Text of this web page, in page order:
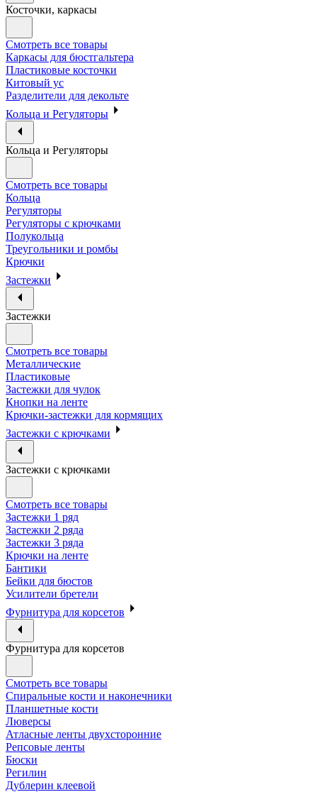
Косточки, каркасы
Смотреть все товары
Каркасы для бюстгальтера
Пластиковые косточки
Китовый ус
Разделители для декольте
Кольца и Регуляторы
Кольца и Регуляторы
Смотреть все товары
Кольца
Регуляторы
Регуляторы с крючками
Полукольца
Треугольники и ромбы
Крючки
Застежки
Застежки
Смотреть все товары
Металлические
Пластиковые
Застежки для чулок
Кнопки на ленте
Крючки-застежки для кормящих
Застежки с крючками
Застежки с крючками
Смотреть все товары
Застежки 1 ряд
Застежки 2 ряда
Застежки 3 ряда
Крючки на ленте
Бантики
Бейки для бюстов
Усилители бретели
Фурнитура для корсетов
Фурнитура для корсетов
Смотреть все товары
Спиральные кости и наконечники
Планшетные кости
Люверсы
Атласные ленты двухсторонние
Репсовые ленты
Бюски
Регилин
Дублерин клеевой